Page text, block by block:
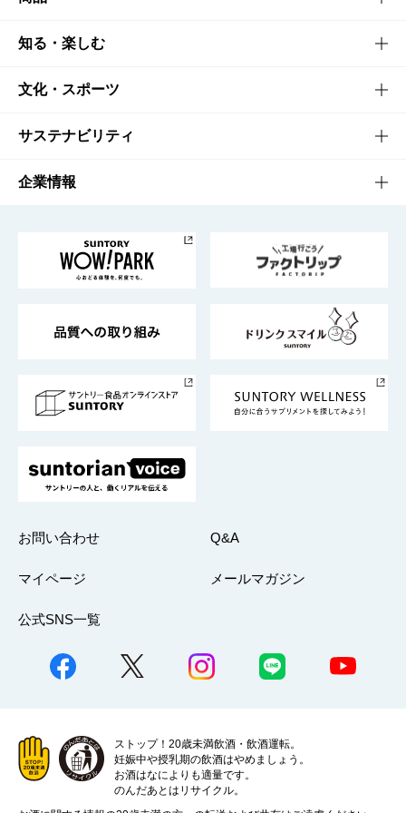
商品TOP
商品一覧
商品発売情報
栄養成分一覧
知る・楽しむ
知る・楽しむTOP
キャンペーン
工場見学
地域情報
文化・スポーツ
文化・スポーツTOP
サントリーホール
サントリーサンバーズ大阪
サステナビリティ
サステナビリティTOP
サントリーが考えるサステナビリティ経営
企業情報
企業概要
採用情報
お問い合わせ Q&A
マイページ メールマガジン
公式SNS一覧
ストップ！20歳未満飲酒・飲酒運転。
妊娠中や授乳期の飲酒はやめましょう。
お酒はなによりも適量です。
のんだあとはリサイクル。